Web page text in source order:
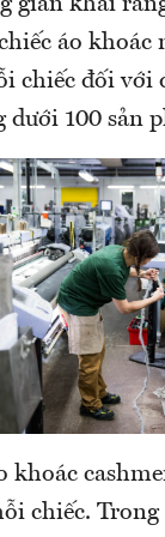
áo
chiếc đối với
dưới 100 sản
khoác
chiếc. Trong